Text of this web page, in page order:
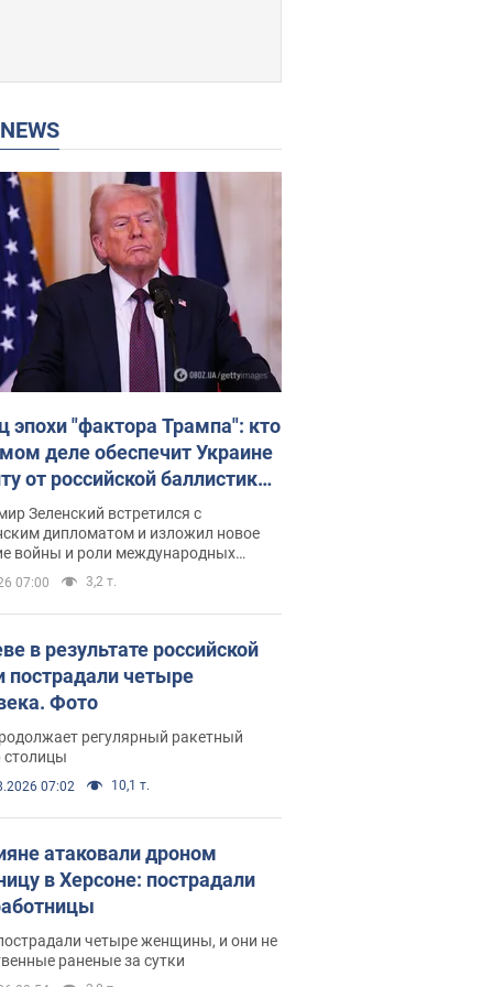
NEWS
эпохи "фактора Трампа": кто
деле обеспечит Украине
от российской баллистики.
с Безсмертным
Зеленский встретился с
дипломатом и изложил новое
войны и роли международных
в борьбе с Россией
07:00 3,2 т.
в результате российской
пострадали четыре
Фото
регулярный ракетный
столицы
07:02 10,1 т.
атаковали дроном
в Херсоне: пострадали
четыре женщины, и они не
раненые за сутки